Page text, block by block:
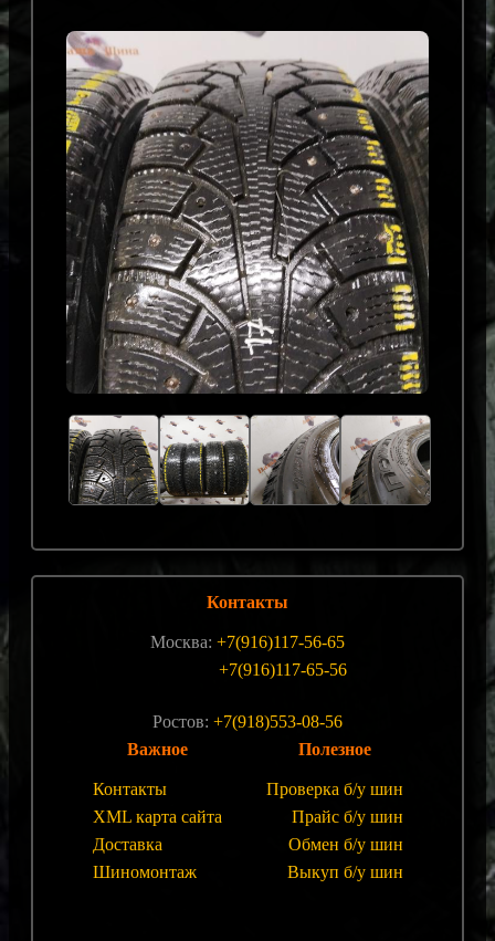
Контакты
Москва: +7(916)117-56-65
+7(916)117-65-56
Ростов: +7(918)553-08-56
Важное
Контакты
XML карта сайта
Доставка
Шиномонтаж
Полезное
Проверка б/у шин
Прайс б/у шин
Обмен б/у шин
Выкуп б/у шин